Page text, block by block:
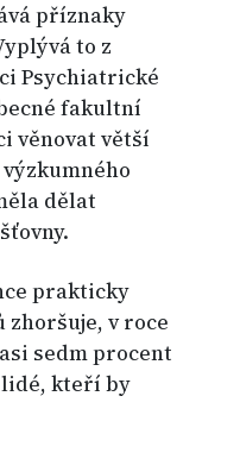
příznaky
to z
Psychiatrické
fakultní
věnovat větší
dělat
prakticky
zhoršuje, v roce
sedm procent
lidé, kteří by